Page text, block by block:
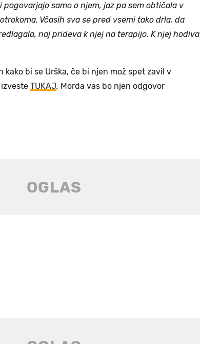
samo o njem, jaz pa sem obtičala v
Včasih sva se pred vsemi tako drla, da
naj prideva k njej na terapijo. K njej hodiva
kako bi se Urška, če bi njen mož spet zavil v
TUKAJ. Morda vas bo njen odgovor